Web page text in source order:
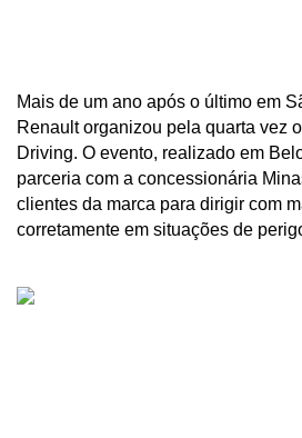
Mais de um ano após o último em
Renault organizou pela quarta vez
Driving. O evento, realizado em
parceria com a concessionária
clientes da marca para dirigir com
corretamente em situações de